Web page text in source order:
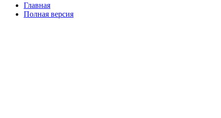
Главная
Полная версия